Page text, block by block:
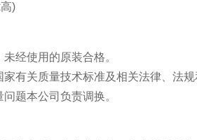
)
经使用的原装合格。
有关质量技术标准及相关法律、法
题本公司负责调换。